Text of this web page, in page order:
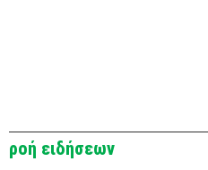
ροή ειδήσεων